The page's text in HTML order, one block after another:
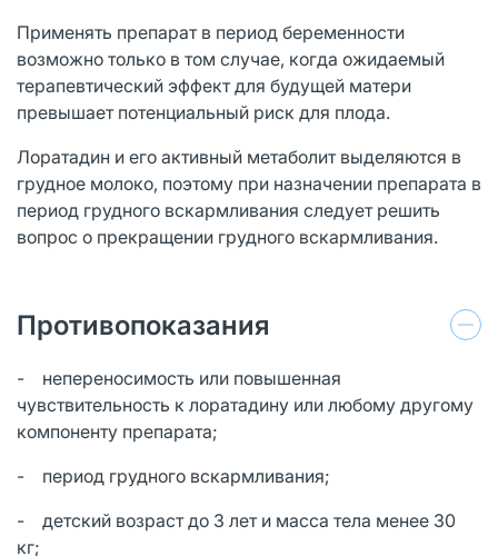
Применять препарат в период беременности
возможно только в том случае, когда ожидаемый
терапевтический эффект для будущей матери
превышает потенциальный риск для плода.
Лоратадин и его активный метаболит выделяются в
грудное молоко, поэтому при назначении препарата в
период грудного вскармливания следует решить
вопрос о прекращении грудного вскармливания.
Противопоказания
- непереносимость или повышенная
чувствительность к лоратадину или любому другому
компоненту препарата;
- период грудного вскармливания;
- детский возраст до 3 лет и масса тела менее 30
кг;